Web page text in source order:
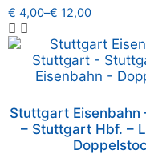
€ 4,00–€ 12,00
Stuttgart Eisenbahn
– Stuttgart Hbf. –